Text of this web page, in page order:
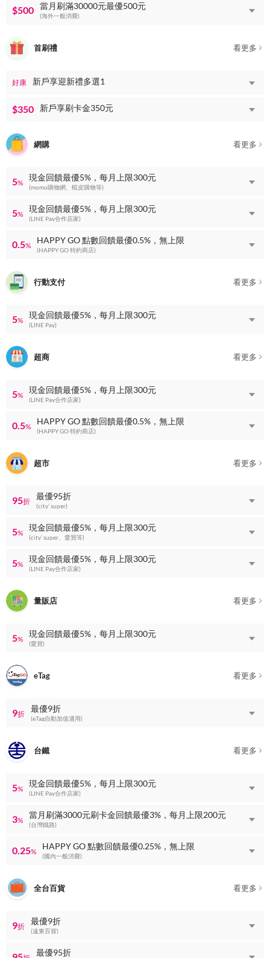
$500 當月刷滿30000元最優500元
(海外一般消費)
首刷禮 看更多
好康 新戶享迎新禮多選1
$350 新戶享刷卡金350元
網購 看更多
5%
現金回饋最優5%，每月上限300元
(momo購物網、蝦皮購物等)
5%
現金回饋最優5%，每月上限300元
(LINE Pay合作店家)
0.5%
HAPPY GO 點數回饋最優0.5%，無上限
(HAPPY GO 特約商店)
行動支付 看更多
5%
現金回饋最優5%，每月上限300元
(LINE Pay)
超商 看更多
5%
現金回饋最優5%，每月上限300元
(LINE Pay合作店家)
0.5%
HAPPY GO 點數回饋最優0.5%，無上限
(HAPPY GO 特約商店)
超市 看更多
95折
最優95折
(city’ super)
5%
現金回饋最優5%，每月上限300元
(city’ super、愛買等)
5%
現金回饋最優5%，每月上限300元
(LINE Pay合作店家)
量販店 看更多
5%
現金回饋最優5%，每月上限300元
(愛買)
eTag 看更多
9折
最優9折
(eTag自動加值適用)
台鐵 看更多
5%
現金回饋最優5%，每月上限300元
(LINE Pay合作店家)
3%
當月刷滿3000元刷卡金回饋最優3%，每月上限200元
(台灣鐵路)
0.25%
HAPPY GO 點數回饋最優0.25%，無上限
(國內一般消費)
全台百貨 看更多
9折
最優9折
(遠東百貨)
最優95折